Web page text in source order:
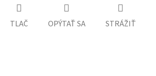
TLAČ OPÝTAŤ SA STRÁŽIŤ